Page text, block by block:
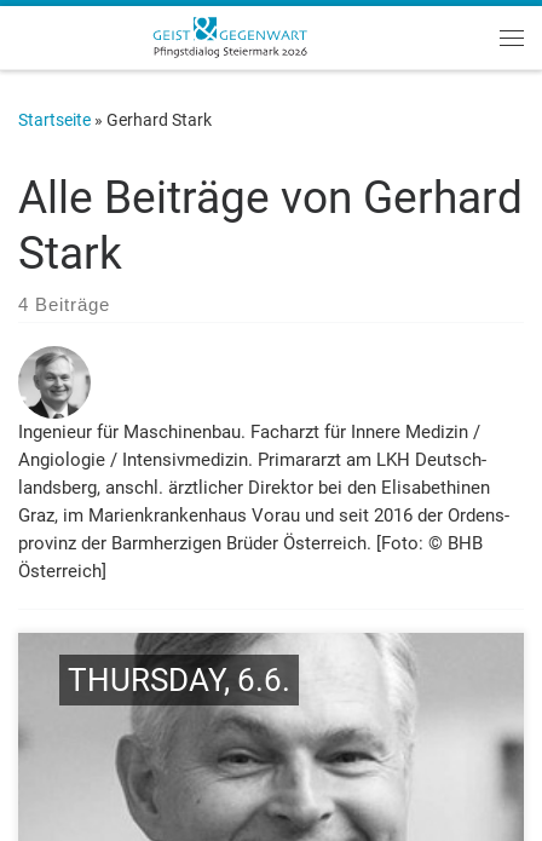
Zum Inhalt springen
Startseite » Gerhard Stark
Alle Beiträge von Gerhard
Stark
4 Beiträge
Ingenieur für Maschinenbau. Facharzt für Innere Medizin /
Angiologie / Intensivmedizin. Primararzt am LKH Deutsch­
lands­berg, anschl. ärztlicher Direktor bei den Elisabethinen
Graz, im Marien­krankenhaus Vorau und seit 2016 der Ordens­
provinz der Barm­herzigen Brüder Österreich. [Foto: © BHB
Österreich]
THURSDAY, 6.6.